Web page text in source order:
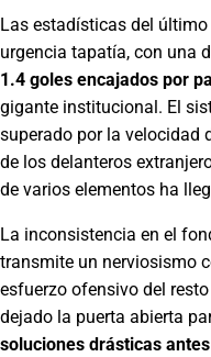
Las estadísticas del
urgencia tapatía, con una
1.4 goles encajados por
gigante institucional. El
superado por la velocidad
de los delanteros
de varios elementos ha
La inconsistencia en el
transmite un nerviosismo
esfuerzo ofensivo del
dejado la puerta abierta
soluciones drásticas